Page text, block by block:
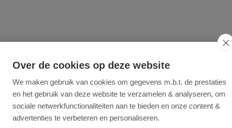
vanaf € 75,00 (tot 31kg) De onlineGereedschap Specialist
geopend
Over de cookies op deze website
We maken gebruik van cookies om gegevens m.b.t. de prestaties
en het gebruik van deze website te verzamelen & analyseren, om
sociale netwerkfunctionaliteiten aan te bieden en onze content &
advertenties te verbeteren en personaliseren.